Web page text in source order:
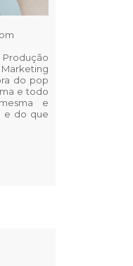
Produção
do pop
e todo
e
e do que